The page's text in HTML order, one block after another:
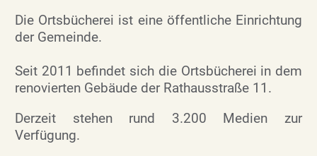
Die Ortsbücherei ist eine öffentliche Einrichtung
der Gemeinde.
Seit 2011 befindet sich die Ortsbücherei in dem
renovierten Gebäude der Rathausstraße 11.
Derzeit stehen rund 3.200 Medien zur
Verfügung.